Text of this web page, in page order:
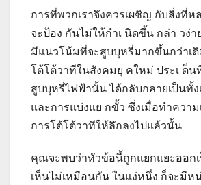
การที่พวกเราจึงควรเผชิญ กับสิ่งที่ห
จะป้อง กันไม่ให้กำเ นิดขึ้น กล่า วง่
มีแนวโน้มที่จะสูบบุหรี่มากขึ้นกว่าเดิ
โต้โต้วาทีในสังคมยุ คใหม่ ประเ ด็น
สูบบุหรี่ไฟฟ้านั้น ได้กลับกลายเป็นทั้ง
และการแบ่งแย กขั้ว ซึ่งเมื่อทำความ
การโต้โต้วาทีให้ลึกลงไปแล้วนั้น
คุณจะพบว่าหัวข้อนี้ถูกแยกแยะออกเ
เห็นไม่เหมือนกัน ในแง่หนึ่ง ก็จะมีห